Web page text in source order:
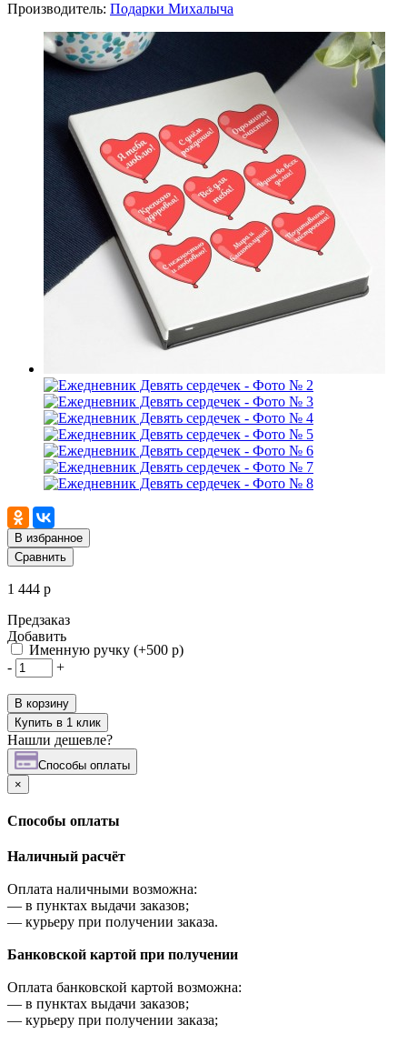
Производитель: Подарки Михалыча
В избранное
Сравнить
1 444 р
Предзаказ
Добавить
Именную ручку (+500 р)
-
+
В корзину
Купить в 1 клик
Нашли дешевле?
Cпособы оплаты
×
Cпособы оплаты
Наличный расчёт
Оплата наличными возможна:
— в пунктах выдачи заказов;
— курьеру при получении заказа.
Банковской картой при получении
Оплата банковской картой возможна:
— в пунктах выдачи заказов;
— курьеру при получении заказа;